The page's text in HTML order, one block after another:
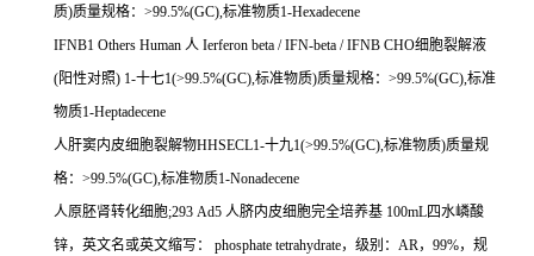
质)质量规格： >99.5%(GC),标准物质1-Hexadecene
IFNB1 Others Human 人 Ierferon beta / IFN-beta / IFNB CHO细胞裂解液
(阳性对照) 1-十七1(>99.5%(GC),标准物质)质量规格： >99.5%(GC),标准
物质1-Heptadecene
人肝窦内皮细胞裂解物HHSECL1-十九1(>99.5%(GC),标准物质)质量规
格： >99.5%(GC),标准物质1-Nonadecene
人原胚肾转化细胞;293 Ad5 人脐内皮细胞完全培养基 100mL四水嶙酸
锌，英文名或英文缩写：
phosphate tetrahydrate，级别： AR， 99%，规